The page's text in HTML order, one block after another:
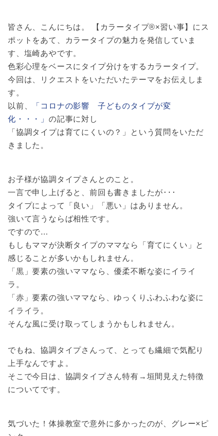
皆さん、こんにちは。 【カラータイプ®×習い事】にス
ポットをあて、カラータイプの魅力を発信していま
す、塩崎あやです。
色彩心理をベースにタイプ分けをするカラータイプ。
今回は、リクエストをいただいたテーマをお伝えしま
す。
以前、
「コロナの影響 子どものタイプが変
化・・・」 の記事に対し
「協調タイプは育てにくいの？」という質問をいただ
きました。
お子様が協調タイプさんとのこと。
一言で申し上げると、前回も書きましたが･･･
タイプによって「良い」「悪い」はありません。
強いて言うならば相性です。
ですので…
もしもママが決断タイプのママなら「育てにくい」と
感じることが多いかもしれません。
「黒」要素の強いママなら、優柔不断な姿にイライ
ラ。
「赤」要素の強いママなら、ゆっくりふわふわな姿に
イライラ。
そんな風に受け取ってしまうかもしれません。
でもね、協調タイプさんって、とっても繊細で気配り
上手なんですよ。
そこで今日は、協調タイプさん特有→垣間見えた特徴
についてです。
気づいた！体操教室で意外に多かったのが、グレー×ピ